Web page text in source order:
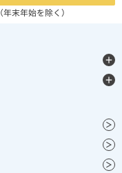
末年始を除く）